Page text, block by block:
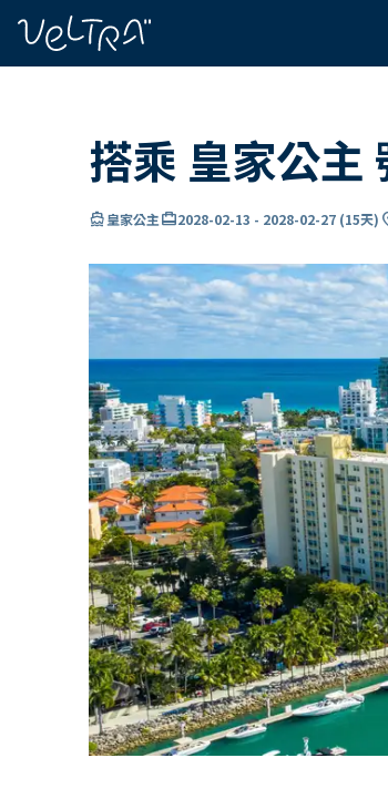
搭乘 皇家公主
directions_boat皇家公主card_travel2028-02-13 - 2028-02-27 (15天)